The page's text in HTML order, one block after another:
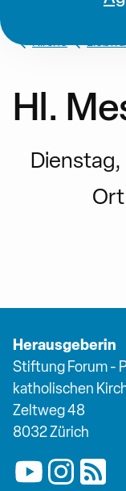
Kirche
Hl.
Dienstag,
Herausgeberin
Stiftung Forum -
katholischen
Zeltweg 48
8032 Zürich